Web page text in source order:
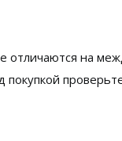
отличаются на